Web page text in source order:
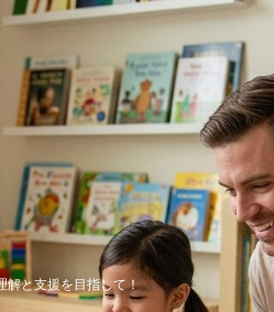
解と支援を目指して！